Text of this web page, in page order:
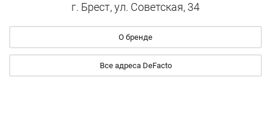
г. Брест, ул. Советская, 34
О бренде
Все адреса DeFacto